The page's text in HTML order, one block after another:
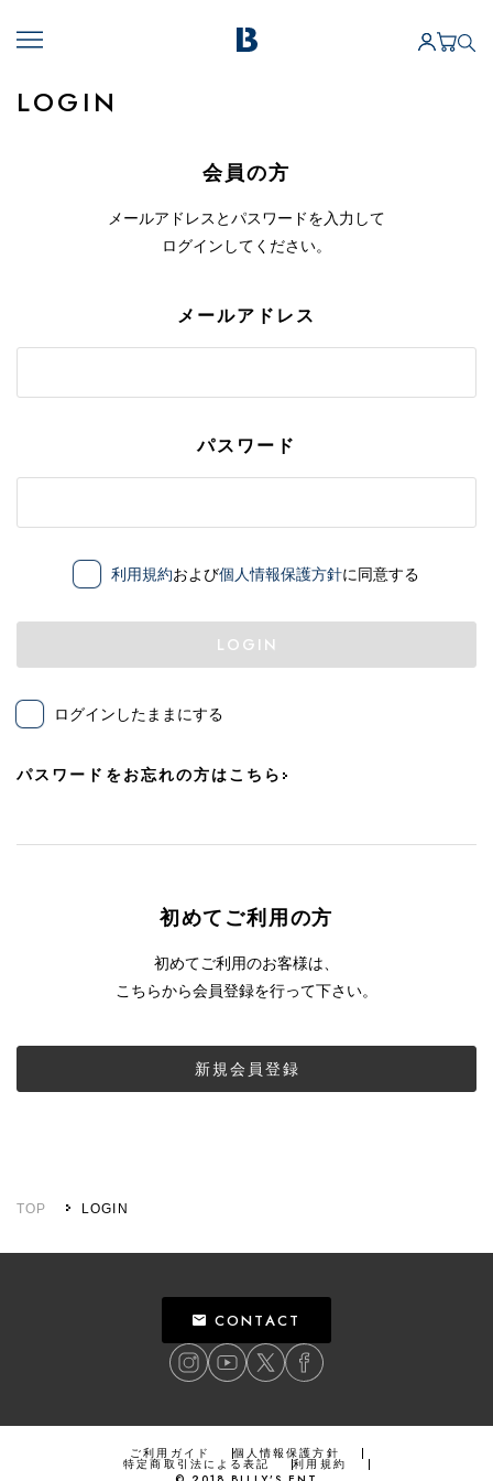
LOGIN
会員の方
メールアドレスとパスワードを入力して
ログインしてください。
メールアドレス
パスワード
利用規約および個人情報保護方針に同意する
LOGIN
ログインしたままにする
パスワードをお忘れの方はこちら
初めてご利用の方
初めてご利用のお客様は、
こちらから会員登録を行って下さい。
新規会員登録
TOP LOGIN
CONTACT
ご利用ガイド 個人情報保護方針
特定商取引法による表記
利用規約